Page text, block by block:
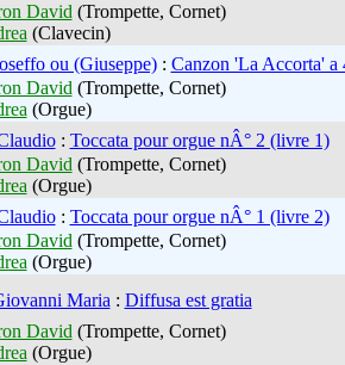
David(Trompette, Cornet)
(Clavecin)
ou (Giuseppe): Canzon 'La Accorta' a
David(Trompette, Cornet)
(Orgue)
: Toccata pour orgue nÂ° 2 (livre 1)
David(Trompette, Cornet)
(Orgue)
: Toccata pour orgue nÂ° 1 (livre 2)
David(Trompette, Cornet)
(Orgue)
Maria: Diffusa est gratia
David(Trompette, Cornet)
(Orgue)